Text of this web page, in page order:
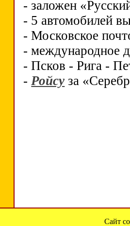
- заложен
- 5 автомобилей
- Московское
- международное
- Псков - Рига -
-Ройсу за
Сайт